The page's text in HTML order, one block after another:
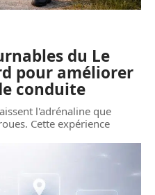
du Le
pour améliorer
conduite
l'adrénaline que
Cette expérience